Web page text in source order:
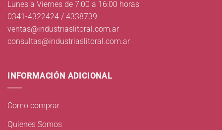
Lunes a Viernes de 7:00 a 16:00 horas
0341-4322424 / 4338739
ventas@industriaslitoral.com.ar
consultas@industriaslitoral.com.ar
INFORMACIÓN ADICIONAL
Como comprar
Quienes Somos